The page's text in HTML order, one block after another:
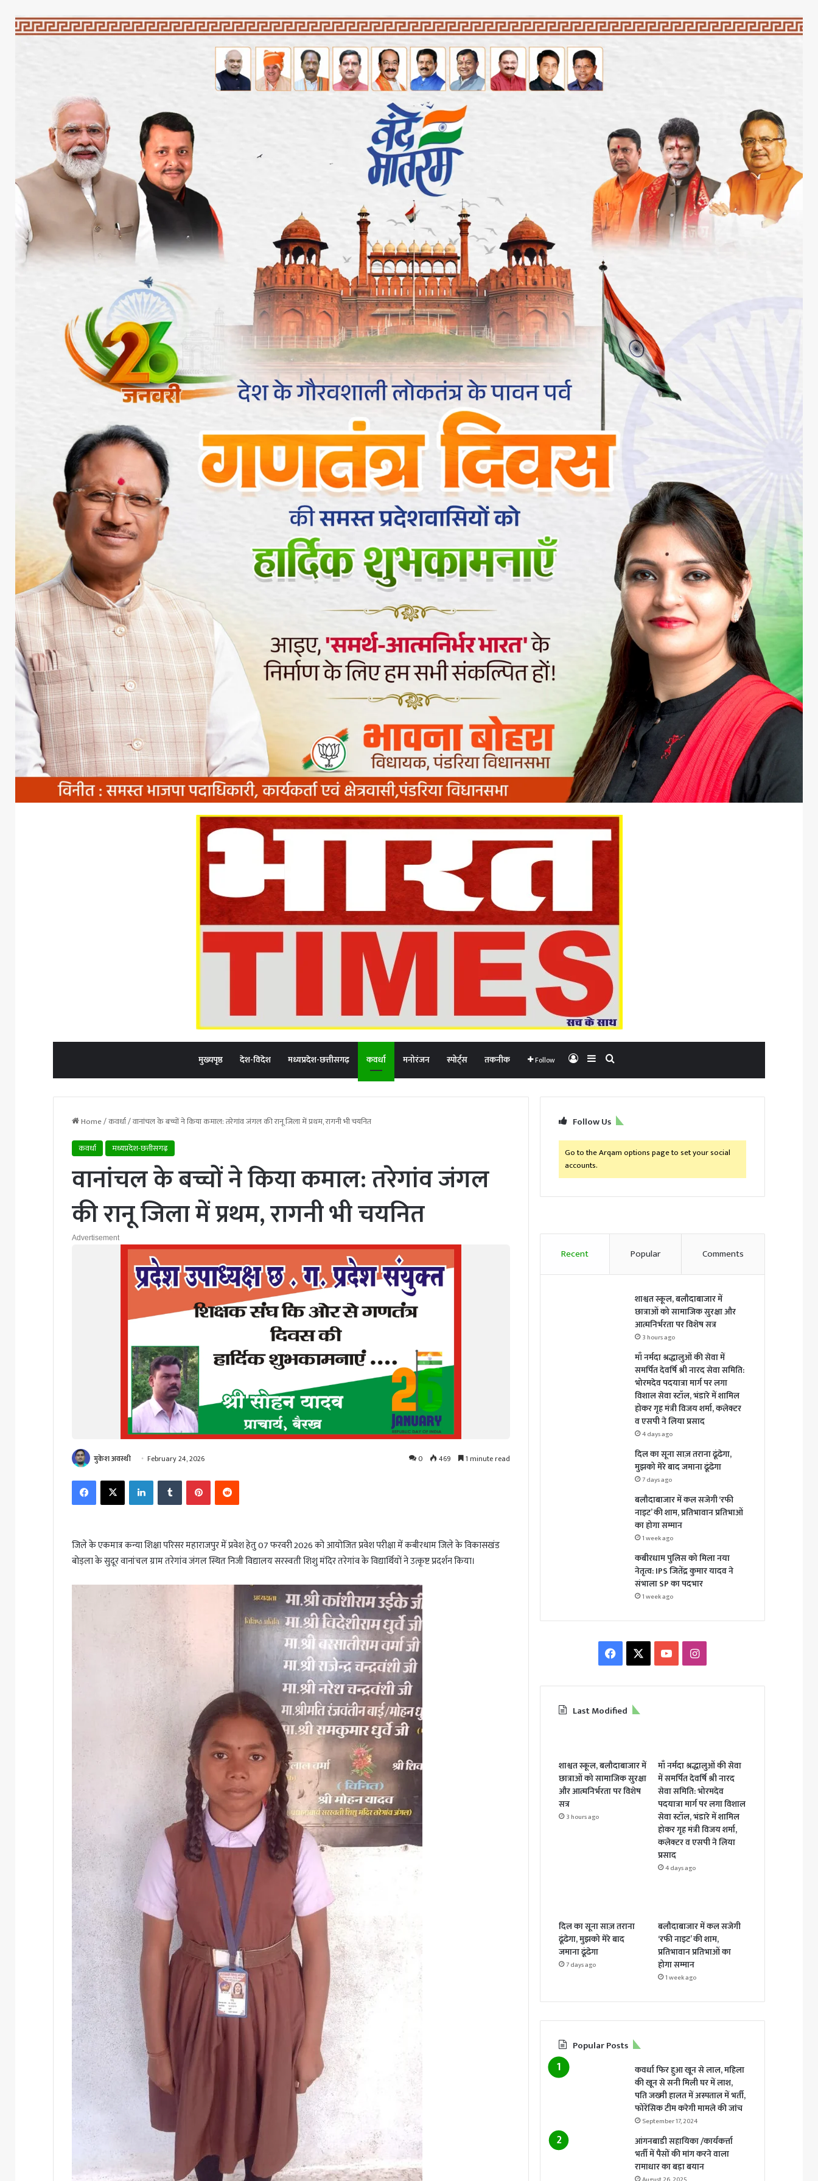
मुख्यपृष्ठ देश-विदेश मध्यप्रदेश-छत्तीसगढ़ कवर्धा मनोरंजन स्पोर्ट्स तकनीक Follow Log InSidebarSearch for
Home/कवर्धा/वानांचल के बच्चों ने किया कमाल: तरेगांव जंगल की रानू जिला में प्रथम, रागनी भी चयनित
कवर्धा
मध्यप्रदेश-छत्तीसगढ़
वानांचल के बच्चों ने किया कमाल: तरेगांव जंगल
की रानू जिला में प्रथम, रागनी भी चयनित
Advertisement
मुकेश अवस्थी February 24, 2026 0 469 1 minute read
FacebookX LinkedInTumblr PinterestReddit
जिले के एकमात्र कन्या शिक्षा परिसर महाराजपुर में प्रवेश हेतु 07 फरवरी 2026 को आयोजित प्रवेश परीक्षा में कबीरधाम जिले के विकासखंड
बोड़ला के सुदूर वानांचल ग्राम तरेगांव जंगल स्थित निजी विद्यालय सरस्वती शिशु मंदिर तरेगांव के विद्यार्थियों ने उत्कृष्ट प्रदर्शन किया।
Follow Us
Go to the Arqam options page to set your social
accounts.
Recent Popular Comments
शाश्वत स्कूल, बलौदाबाजार में
छात्राओं को सामाजिक सुरक्षा और
आत्मनिर्भरता पर विशेष सत्र
3 hours ago
माँ नर्मदा श्रद्धालुओं की सेवा में
समर्पित देवर्षि श्री नारद सेवा समिति:
भोरमदेव पदयात्रा मार्ग पर लगा
विशाल सेवा स्टॉल, भंडारे में शामिल
होकर गृह मंत्री विजय शर्मा, कलेक्टर
व एसपी ने लिया प्रसाद
4 days ago
दिल का सूना साज़ तराना ढूंढेगा,
मुझको मेरे बाद जमाना ढूंढेगा
7 days ago
बलौदाबाजार में कल सजेगी ‘रफी
नाइट’ की शाम, प्रतिभावान प्रतिभाओं
का होगा सम्मान
1 week ago
कबीरधाम पुलिस को मिला नया
नेतृत्व: IPS जितेंद्र कुमार यादव ने
संभाला SP का पदभार
1 week ago
Facebook YouTubeInstagram
Last Modified
शाश्वत स्कूल, बलौदाबाजार में
छात्राओं को सामाजिक सुरक्षा
और आत्मनिर्भरता पर विशेष
सत्र
3 hours ago
माँ नर्मदा श्रद्धालुओं की सेवा
में समर्पित देवर्षि श्री नारद
सेवा समिति: भोरमदेव
पदयात्रा मार्ग पर लगा विशाल
सेवा स्टॉल, भंडारे में शामिल
होकर गृह मंत्री विजय शर्मा,
कलेक्टर व एसपी ने लिया
प्रसाद
4 days ago
दिल का सूना साज़ तराना
ढूंढेगा, मुझको मेरे बाद
जमाना ढूंढेगा
7 days ago
बलौदाबाजार में कल सजेगी
‘रफी नाइट’ की शाम,
प्रतिभावान प्रतिभाओं का
होगा सम्मान
1 week ago
Popular Posts
कवर्धा फिर हुआ खून से लाल, महिला
की खून से सनी मिली घर में लाश,
पति जख्मी हालत में अस्पताल में भर्ती,
फोरेंसिक टीम करेगी मामले की जांच
September 17, 2024
आंगनबाडी सहायिका /कार्यकर्त्ता
भर्ती में पैसों की मांग करने वाला
रामाधार का बड़ा बयान